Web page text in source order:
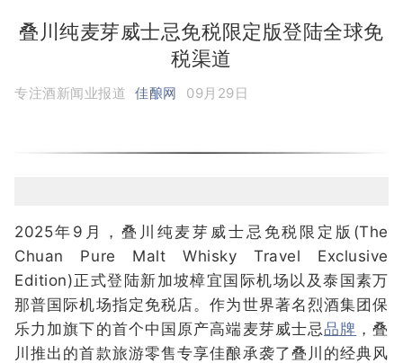
叠川纯麦芽威士忌免税限定版登陆全球免
税渠道
专注酒新闻业报道 佳酿网 09月29日
2025年9月，叠川纯麦芽威士忌免税限定版(The
Chuan Pure Malt Whisky Travel Exclusive
Edition)正式登陆新加坡樟宜国际机场以及泰国素万
那普国际机场指定免税店。作为世界著名烈酒集团保
乐力加旗下的首个中国原产高端麦芽威士忌品牌 ，叠
川推出的首款旅游零售专享佳酿承袭了叠川的经典风